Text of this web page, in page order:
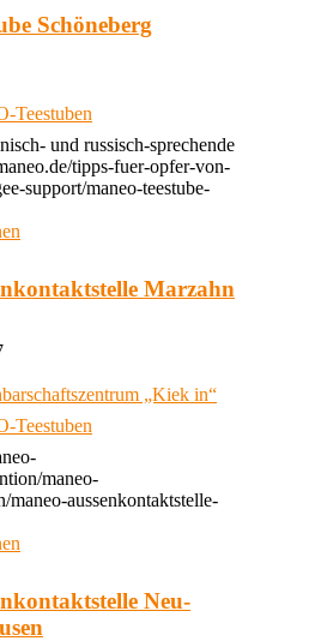
Schöneberg
Teestuben
und russisch-sprechende
tipps-fuer-opfer-von-
support/maneo-teestube-
Marzahn
„Kiek in“
Teestuben
maneo-
maneo-aussenkontaktstelle-
Neu-